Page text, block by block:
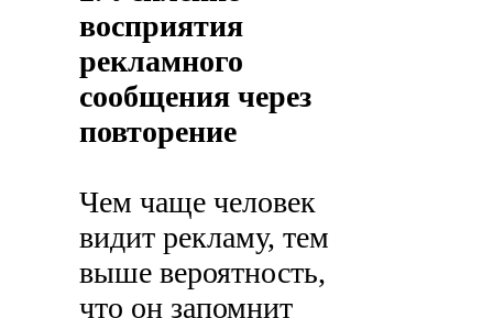
восприятия
рекламного
сообщения через
повторение
Чем чаще человек
видит рекламу, тем
выше вероятность,
что он запомнит